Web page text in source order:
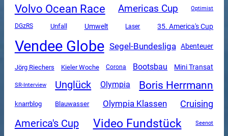
Volvo Ocean Race Americas Cup Optimist
DGzRS Unfall Umwelt Laser 35. America's Cup
Vendee Globe Segel-Bundesliga Abenteuer
Jörg Riechers Kieler Woche Corona Bootsbau Mini Transat
SR-Interview Unglück Olympia Boris Herrmann
knarrblog Blauwasser Olympia Klassen Cruising
America's Cup Video Fundstück Seenot